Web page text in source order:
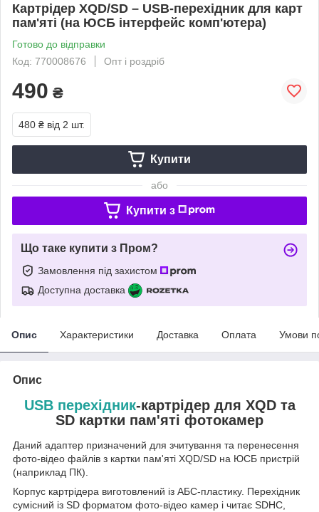
Картрідер XQD/SD – USB-перехідник для карт
пам'яті (на ЮСБ інтерфейс комп'ютера)
Готово до відправки
Код: 770008676
Опт і роздріб
490 ₴
480 ₴ від 2 шт.
Купити
або
Купити з
Що таке купити з Пром?
Замовлення під захистом
Доступна доставка
Опис Характеристики Доставка Оплата Умови
Опис
USB перехідник-картрідер для XQD та
SD картки пам'яті фотокамер
Даний адаптер призначений для зчитування та перенесення
фото-відео файлів з картки пам'яті XQD/SD на ЮСБ пристрій
(наприклад ПК).
Корпус картрідера виготовлений із АБС-пластику. Перехідник
сумісний із SD форматом фото-відео камер і читає SDHC,